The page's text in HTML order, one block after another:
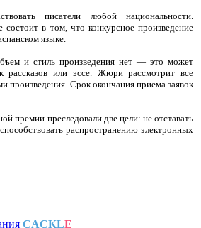
писатели любой национальности.
состоит в том, что конкурсное произведение
языке.
и стиль произведения нет — это может
или эссе. Жюри рассмотрит все
произведения. Срок окончания приема заявок
премии преследовали две цели: не отставать
распространению электронных
CACKLE